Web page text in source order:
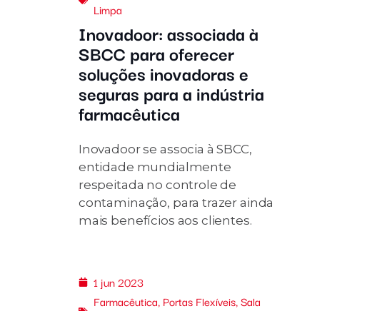
Limpa
Inovadoor: associada à
SBCC para oferecer
soluções inovadoras e
seguras para a indústria
farmacêutica
Inovadoor se associa à SBCC,
entidade mundialmente
respeitada no controle de
contaminação, para trazer ainda
mais benefícios aos clientes.
1 jun 2023
Farmacêutica, Portas Flexíveis,Sala